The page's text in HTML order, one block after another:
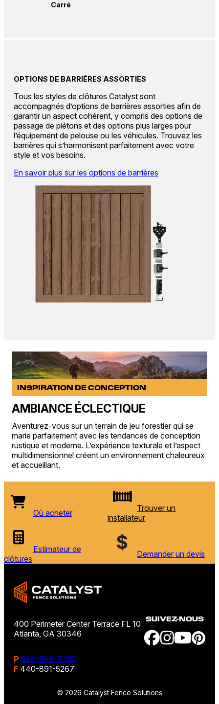
Carré
OPTIONS DE BARRIÈRES ASSORTIES
Tous les styles de clôtures Catalyst sont
accompagnés d’options de barrières assorties afin de
garantir un aspect cohérent, y compris des options de
passage de piétons et des options plus larges pour
l’équipement de pelouse ou les véhicules. Trouvez les
barrières qui s’harmonisent parfaitement avec votre
style et vos besoins.
En savoir plus sur les options de barrières
INSPIRATION DE CONCEPTION
AMBIANCE ÉCLECTIQUE
Aventurez-vous sur un terrain de jeu forestier qui se
marie parfaitement avec les tendances de conception
rustique et moderne. L’expérience texturale et l’aspect
multidimensionnel créent un environnement chaleureux
et accueillant.
Où acheter
Trouver un
installateur
Estimateur de
clôtures
Demander un devis
400 Perimeter Center Terrace FL 10
Atlanta, GA 30346
P 888-549-7350
F 440-891-5267
SUIVEZ-NOUS
© 2026 Catalyst Fence Solutions